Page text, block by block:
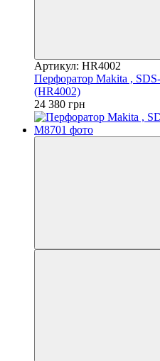
Артикул: HR4002
Перфоратор Makita ,
(HR4002)
24 380 грн